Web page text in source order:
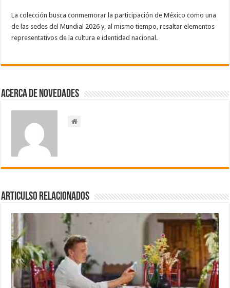
La colección busca conmemorar la participación de México como una
de las sedes del Mundial 2026 y, al mismo tiempo, resaltar elementos
representativos de la cultura e identidad nacional.
Acerca de NOVEDADES
Articulso Relacionados